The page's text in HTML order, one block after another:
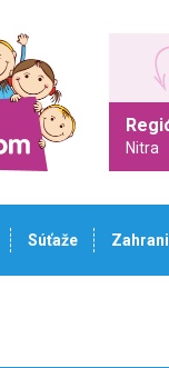
Nitra
Súťaže